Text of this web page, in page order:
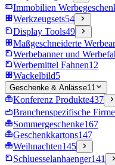
Immobilien
Werkzeugsets54
Display Tools49
Maßgeschneiderte
Werbebanner und
Werbemittel Fahnen12
Wackelbild5
Geschenke & Anlässe11
Konferenz Produkte437
Branchenspezifische
Sommergeschenke167
Geschenkkartons147
Weihnachten145
Schluesselanhaenger141